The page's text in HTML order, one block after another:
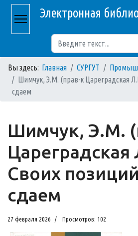
Электронная
Вы здесь: Главная СУРГУТ
Шимчук, Э.М. (прав-к Цареградская
сдаем
Шимчук, Э.М.
Цареградская
Своих
сдаем
27 февраля 2026 Просмотров: 102